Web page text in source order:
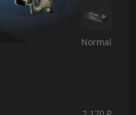
Normal